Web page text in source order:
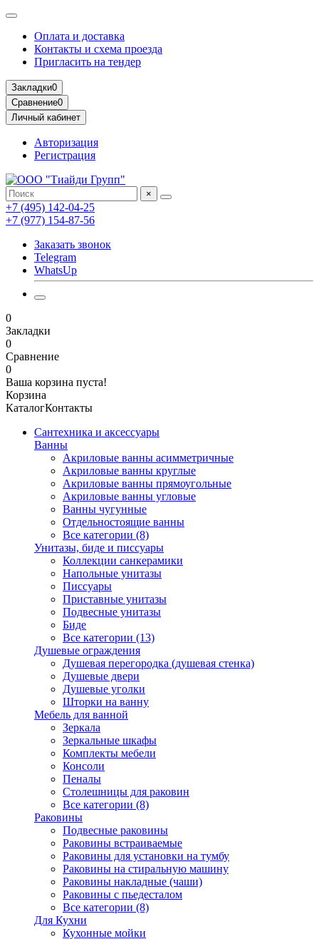
Оплата и доставка
Контакты и схема проезда
Пригласить на тендер
Закладки0
Сравнение0
Личный кабинет
Авторизация
Регистрация
×
+7 (495) 142-04-25
+7 (977) 154-87-56
Заказать звонок
Telegram
WhatsUp
0
Закладки
0
Сравнение
0
Ваша корзина пуста!
Корзина
КаталогКонтакты
Сантехника и аксессуары
Ванны
Акриловые ванны асимметричные
Акриловые ванны круглые
Акриловые ванны прямоугольные
Акриловые ванны угловые
Ванны чугунные
Отдельностоящие ванны
Все категории (8)
Унитазы, биде и писсуары
Коллекции санкерамики
Напольные унитазы
Писсуары
Приставные унитазы
Подвесные унитазы
Биде
Все категории (13)
Душевые ограждения
Душевая перегородка (душевая стенка)
Душевые двери
Душевые уголки
Шторки на ванну
Мебель для ванной
Зеркала
Зеркальные шкафы
Комплекты мебели
Консоли
Пеналы
Столешницы для раковин
Все категории (8)
Раковины
Подвесные раковины
Раковины встраиваемые
Раковины для установки на тумбу
Раковины на стиральную машину
Раковины накладные (чаши)
Раковины с пьедесталом
Все категории (8)
Для Кухни
Кухонные мойки